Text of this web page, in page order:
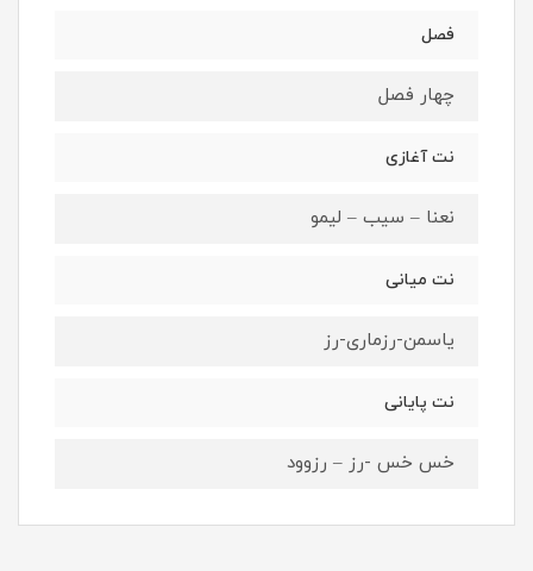
فصل
چهار فصل
نت آغازی
نعنا – سیب – لیمو
نت میانی
یاسمن-رزماری-رز
نت پایانی
خس خس -رز – رزوود